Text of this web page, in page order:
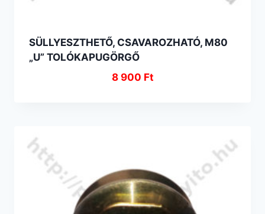
SÜLLYESZTHETŐ, CSAVAROZHATÓ, M80
„U” TOLÓKAPUGÖRGŐ
8 900 Ft